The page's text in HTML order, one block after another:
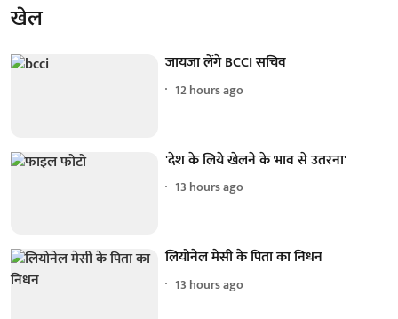
खेल
जायजा लेंगे BCCI सचिव
12 hours ago
'देश के लिये खेलने के भाव से उतरना'
13 hours ago
लियोनेल मेसी के पिता का निधन
13 hours ago